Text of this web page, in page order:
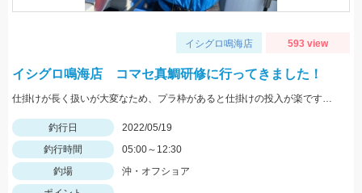
イシグロ鳴海店 593 view
イシグロ鳴海店 コマセ真鯛研修に行ってきました！
仕掛けが長く扱いが大変なため、プラ枠があると仕掛けの投入が楽ですよ！
釣行日
2022/05/19
釣行時間
05:00～12:30
釣場
沖・オフショア